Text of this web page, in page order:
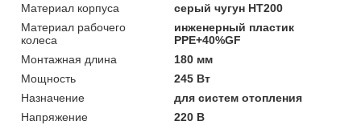
Материал корпуса
серый чугун HT200
Материал рабочего
колеса
инженерный пластик
PPE+40%GF
Монтажная длина
180 мм
Мощность
245 Вт
Назначение
для систем отопления
Напряжение
220 В